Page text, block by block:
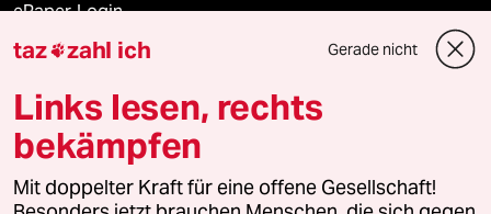
ePaper Login
Downloads für Abonnierende
© 2026 taz Verlags und Vertriebs GmbH
Alle Rechte vorbehalten. Bei rechtlichen Fragen oder für Genehmigungen
wenden Sie sich bitte an lizenzen@taz.de
taz zahl ich Gerade nicht
Links lesen, rechts
bekämpfen
Mit doppelter Kraft für eine offene Gesellschaft!